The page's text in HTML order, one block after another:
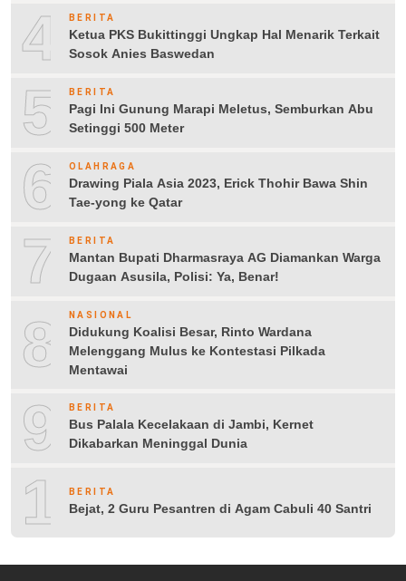
4 BERITA
Ketua PKS Bukittinggi Ungkap Hal Menarik Terkait
Sosok Anies Baswedan
5 BERITA
Pagi Ini Gunung Marapi Meletus, Semburkan Abu
Setinggi 500 Meter
6 OLAHRAGA
Drawing Piala Asia 2023, Erick Thohir Bawa Shin
Tae-yong ke Qatar
7 BERITA
Mantan Bupati Dharmasraya AG Diamankan Warga
Dugaan Asusila, Polisi: Ya, Benar!
8 NASIONAL
Didukung Koalisi Besar, Rinto Wardana
Melenggang Mulus ke Kontestasi Pilkada
Mentawai
9 BERITA
Bus Palala Kecelakaan di Jambi, Kernet
Dikabarkan Meninggal Dunia
10BERITA
Bejat, 2 Guru Pesantren di Agam Cabuli 40 Santri